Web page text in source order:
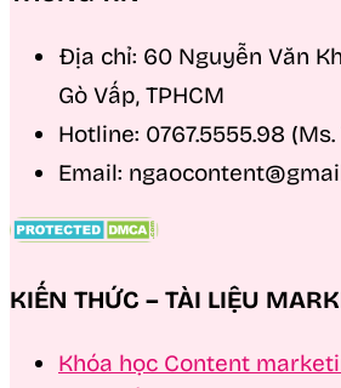
Địa chỉ: 60 Nguyễn Văn
Gò Vấp, TPHCM
Hotline: 0767.5555.98 (Ms.
Email:
KIẾN THỨC – TÀI LIỆU
Khóa học Content